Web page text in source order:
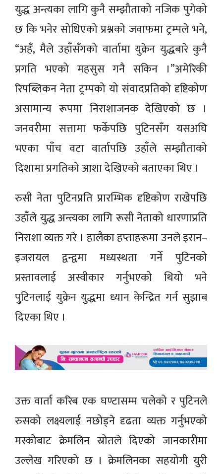
युद्ध अन्त्यका लागि कुनै सम्झौताको नजिक पुगेको
छ कि भनेर सोधिएको प्रश्नको जवाफमा ट्रम्पले भने,
“अहँ, मैले उहाँसँगको वार्तामा युक्रेन युद्धबारे कुनै
प्रगति भएको महसुस गनै सकिन ।”अमेरिकी
रिपब्लिकन नेता ट्रम्पको यो संवादप्रतिको दृष्टिकोण
असामान्य रूपमा निराशाजनक देखिएको छ ।
जनवरीमा सत्तामा फर्केपछि पुटिनसँग यसअघि
भएका पाँच वटा वार्तापछि उहाँले सम्झौताको
दिशामा प्रगतिको आशा देखिएको बताएका थिए ।
रुसी नेता पुटिनप्रति प्रारम्भिक दृष्टिकोण राखेपछि
उहाँले युद्ध अन्त्यका लागि रूसी नेताको धारणाप्रति
निराशा व्यक्त गरे । हालैका हप्ताहरूमा उनले इरान–
इजरायल द्वन्द्वमा मध्यस्थता गर्ने पुटिनको
प्रस्तावलाई अस्वीकार गर्नुभएको थियो भने
पु्टिनलाई युक्रेन युद्धमा ध्यान केन्द्रित गर्न सुझाब
दिएका थिए ।
उक्त वार्ता करिब एक घण्टासम्म चलेको र पुटिनले
रुसको लक्ष्यलाई नछोड्ने दृढता व्यक्त गर्नुभएको
मस्कोबाट क्रेमलिन स्रोतले दिएको जानकारीमा
उल्लेख गरिएको छ । क्रेमलिनका सहयोगी युरी